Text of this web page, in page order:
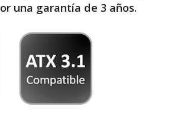
una garantía de 3 años.